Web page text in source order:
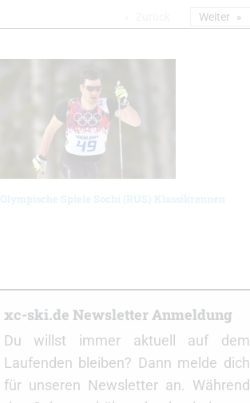
Olympische Spiele Sochi (RUS) Klassikrennen
Weiter
xc-ski.de Newsletter Anmeldung
Du willst immer aktuell auf dem
Laufenden bleiben? Dann melde dich
für unseren Newsletter an. Während